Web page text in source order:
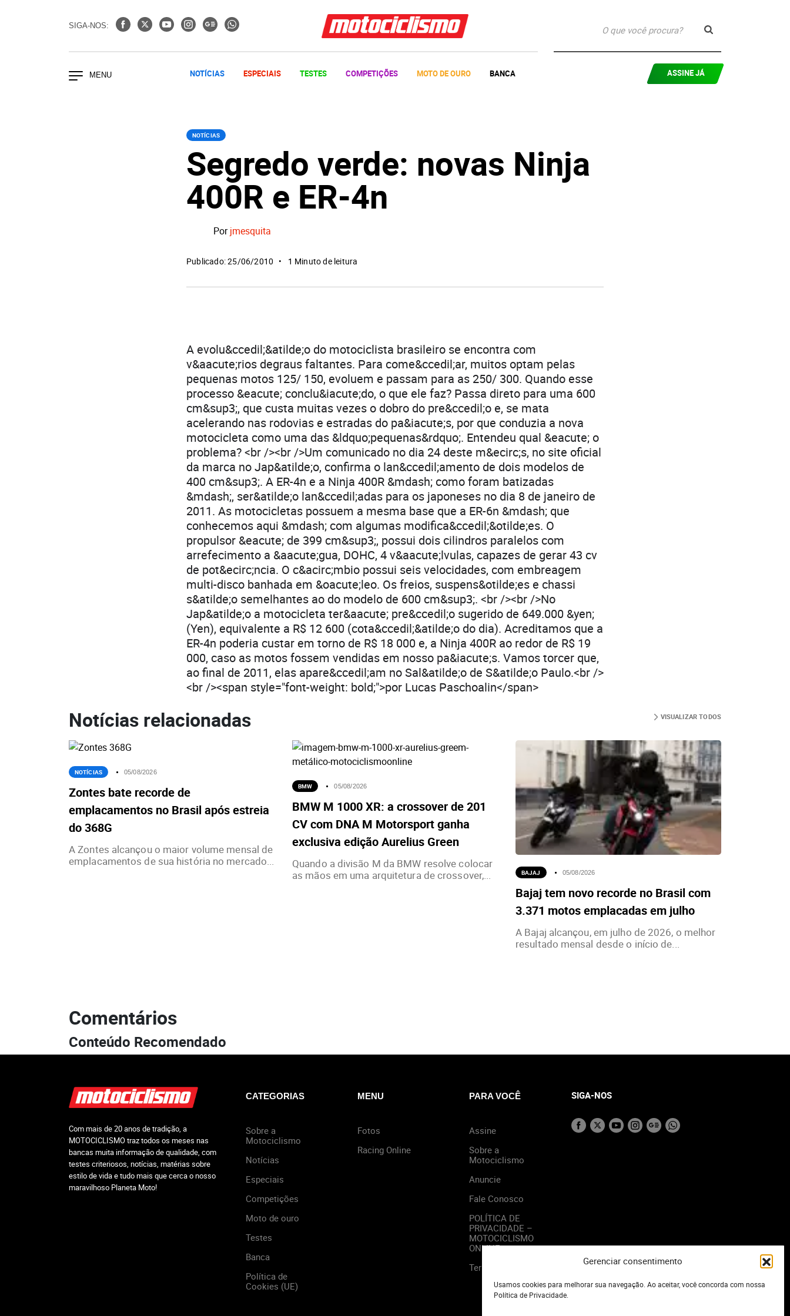
Gerenciar consentimento
Usamos cookies para melhorar sua navegação. Ao aceitar, você concorda com nossa
Política de Privacidade.
SIGA-NOS:
NOTÍCIAS ESPECIAIS TESTES COMPETIÇÕES MOTO DE OURO BANCA ASSINE JÁ
NOTÍCIAS
Segredo verde: novas Ninja
400R e ER-4n
Porjmesquita
Publicado: 25/06/2010 1 Minuto de leitura
A evolu&ccedil;&atilde;o do motociclista brasileiro se encontra com
v&aacute;rios degraus faltantes. Para come&ccedil;ar, muitos optam pelas
pequenas motos 125/ 150, evoluem e passam para as 250/ 300. Quando esse
processo &eacute; conclu&iacute;do, o que ele faz? Passa direto para uma 600
cm&sup3;, que custa muitas vezes o dobro do pre&ccedil;o e, se mata
acelerando nas rodovias e estradas do pa&iacute;s, por que conduzia a nova
motocicleta como uma das &ldquo;pequenas&rdquo;. Entendeu qual &eacute; o
problema? <br /><br />Um comunicado no dia 24 deste m&ecirc;s, no site oficial
da marca no Jap&atilde;o, confirma o lan&ccedil;amento de dois modelos de
400 cm&sup3;. A ER-4n e a Ninja 400R &mdash; como foram batizadas
&mdash;, ser&atilde;o lan&ccedil;adas para os japoneses no dia 8 de janeiro de
2011. As motocicletas possuem a mesma base que a ER-6n &mdash; que
conhecemos aqui &mdash; com algumas modifica&ccedil;&otilde;es. O
propulsor &eacute; de 399 cm&sup3;, possui dois cilindros paralelos com
arrefecimento a &aacute;gua, DOHC, 4 v&aacute;lvulas, capazes de gerar 43 cv
de pot&ecirc;ncia. O c&acirc;mbio possui seis velocidades, com embreagem
multi-disco banhada em &oacute;leo. Os freios, suspens&otilde;es e chassi
s&atilde;o semelhantes ao do modelo de 600 cm&sup3;. <br /><br />No
Jap&atilde;o a motocicleta ter&aacute; pre&ccedil;o sugerido de 649.000 &yen;
(Yen), equivalente a R$ 12 600 (cota&ccedil;&atilde;o do dia). Acreditamos que a
ER-4n poderia custar em torno de R$ 18 000 e, a Ninja 400R ao redor de R$ 19
000, caso as motos fossem vendidas em nosso pa&iacute;s. Vamos torcer que,
ao final de 2011, elas apare&ccedil;am no Sal&atilde;o de S&atilde;o Paulo.<br />
<br /><span style="font-weight: bold;">por Lucas Paschoalin</span>
Notícias relacionadas VISUALIZAR TODOS
NOTÍCIAS 05/08/2026
Zontes bate recorde de
emplacamentos no Brasil após estreia
do 368G
A Zontes alcançou o maior volume mensal de
emplacamentos de sua história no mercado...
BMW 05/08/2026
BMW M 1000 XR: a crossover de 201
CV com DNA M Motorsport ganha
exclusiva edição Aurelius Green
Quando a divisão M da BMW resolve colocar
as mãos em uma arquitetura de crossover,...
BAJAJ 05/08/2026
Bajaj tem novo recorde no Brasil com
3.371 motos emplacadas em julho
A Bajaj alcançou, em julho de 2026, o melhor
resultado mensal desde o início de...
Comentários
Conteúdo Recomendado
Com mais de 20 anos de tradição, a
MOTOCICLISMO traz todos os meses nas
bancas muita informação de qualidade, com
testes criteriosos, notícias, matérias sobre
estilo de vida e tudo mais que cerca o nosso
maravilhoso Planeta Moto!
CATEGORIAS
Sobre a
Motociclismo
Notícias
Especiais
Competições
Moto de ouro
Testes
Banca
Política de
Cookies (UE)
MENU
Fotos
Racing Online
PARA VOCÊ
Assine
Sobre a
Motociclismo
Anuncie
Fale Conosco
POLÍTICA DE
PRIVACIDADE –
MOTOCICLISMO
ONLINE
Termos de Uso
SIGA-NOS